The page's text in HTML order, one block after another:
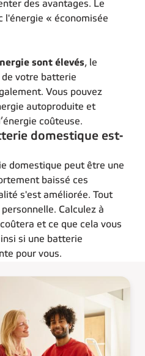
des avantages. Le
l'énergie « économisée
sont élevés, le
votre batterie
Vous pouvez
autoproduite et
coûteuse.
domestique est-
domestique peut être une
baissé ces
s'est améliorée. Tout
Calculez à
et ce que cela vous
si une batterie
pour vous.